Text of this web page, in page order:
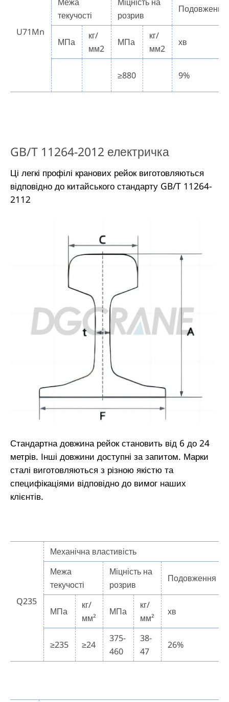
U71Mn
текучості
розрив
Подовження
МПа
кг/
мм2
МПа
кг/
мм2
хв
≥880 9%
GB/T 11264-2012 електричка
Ці легкі профілі кранових рейок виготовляються
відповідно до китайського стандарту GB/T 11264-
2112
Стандартна довжина рейок становить від 6 до 24
метрів. Інші довжини доступні за запитом. Марки
сталі виготовляються з різною якістю та
специфікаціями відповідно до вимог наших
клієнтів.
Q235
Механічна властивість
Межа
текучості
Міцність на
розрив
Подовження
МПа
кг/
мм²
МПа
кг/
мм²
хв
≥235 ≥24
375-
460
38-
47
26%